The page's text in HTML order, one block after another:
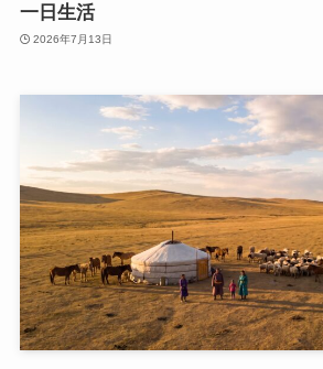
一日生活
2026年7月13日